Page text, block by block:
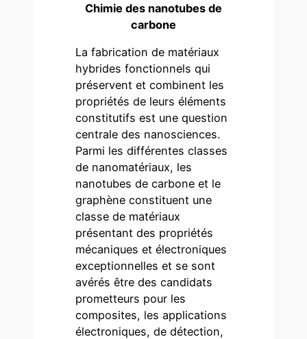
Chimie des nanotubes de
carbone
La fabrication de matériaux
hybrides fonctionnels qui
préservent et combinent les
propriétés de leurs éléments
constitutifs est une question
centrale des nanosciences.
Parmi les différentes classes
de nanomatériaux, les
nanotubes de carbone et le
graphène constituent une
classe de matériaux
présentant des propriétés
mécaniques et électroniques
exceptionnelles et se sont
avérés être des candidats
prometteurs pour les
composites, les applications
électroniques, de détection,